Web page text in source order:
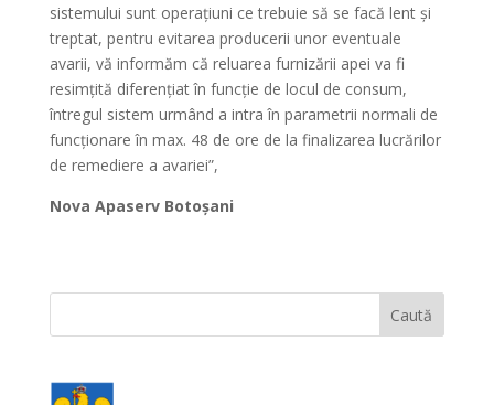
sistemului sunt operațiuni ce trebuie să se facă lent şi
treptat, pentru evitarea producerii unor eventuale
avarii, vă informăm că reluarea furnizării apei va fi
resimțită diferențiat în funcţie de locul de consum,
întregul sistem urmând a intra în parametrii normali de
funcționare în max. 48 de ore de la finalizarea lucrărilor
de remediere a avariei”,
Nova Apaserv Botoșani